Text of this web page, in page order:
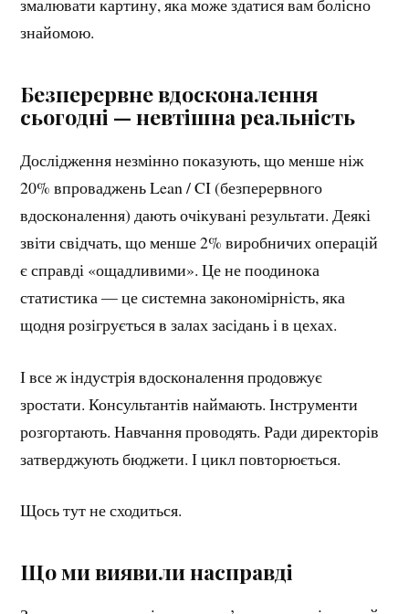
знайомою.
Безперервне вдосконалення
сьогодні — невтішна реальність
Дослідження незмінно показують, що менше ніж
20% впроваджень Lean / CI (безперервного
вдосконалення) дають очікувані результати. Деякі
звіти свідчать, що менше 2% виробничих операцій
є справді «ощадливими». Це не поодинока
статистика — це системна закономірність, яка
щодня розігрується в залах засідань і в цехах.
І все ж індустрія вдосконалення продовжує
зростати. Консультантів наймають. Інструменти
розгортають. Навчання проводять. Ради директорів
затверджують бюджети. І цикл повторюється.
Щось тут не сходиться.
Що ми виявили насправді